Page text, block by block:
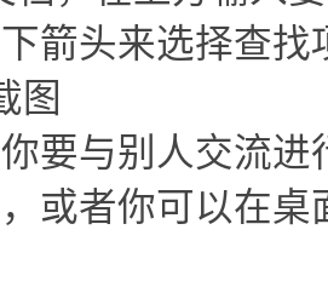
箭头来选择查找
图
要与别人交流
，或者你可以在